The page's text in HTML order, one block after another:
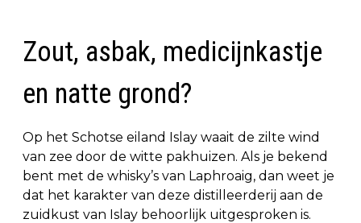
Zout, asbak, medicijnkastje
en natte grond?
Op het Schotse eiland Islay waait de zilte wind
van zee door de witte pakhuizen. Als je bekend
bent met de whisky’s van Laphroaig, dan weet je
dat het karakter van deze distilleerderij aan de
zuidkust van Islay behoorlijk uitgesproken is.